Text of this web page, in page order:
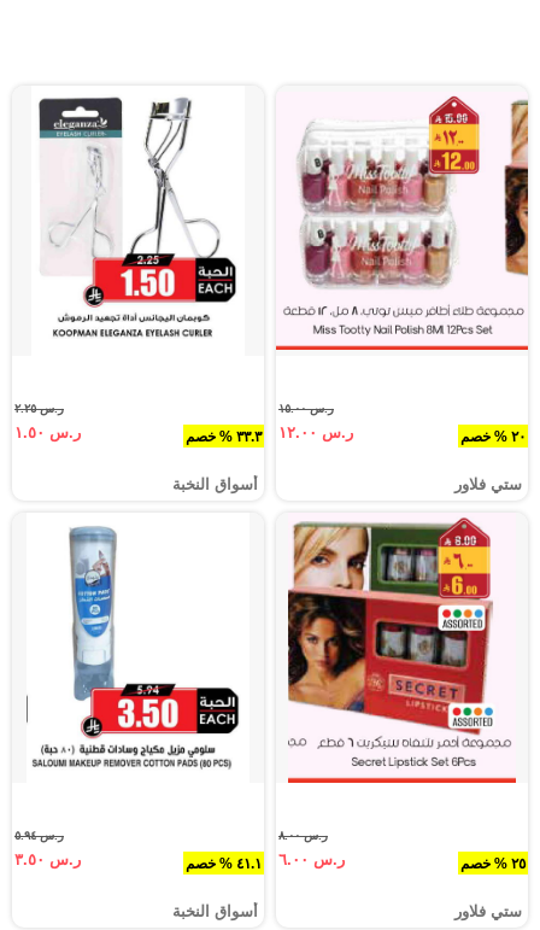
٢٠ % خصم
ر.س ١٥.٠٠
ر.س ١٢.٠٠
ستي فلاور
٣٣.٣ % خصم
ر.س ٢.٢٥
ر.س ١.٥٠
أسواق النخبة
٢٥ % خصم
ر.س ٨.٠٠
ر.س ٦.٠٠
ستي فلاور
٤١.١ % خصم
ر.س ٥.٩٤
ر.س ٣.٥٠
أسواق النخبة